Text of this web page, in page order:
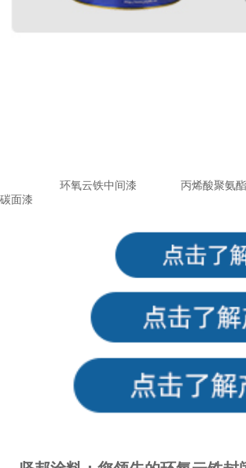
环氧云铁中间漆
丙烯酸
碳面漆